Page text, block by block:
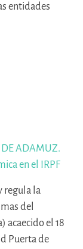
entidades
DE ADAMUZ.
en el IRPF
regula la
del
acaecido el 18
Puerta de